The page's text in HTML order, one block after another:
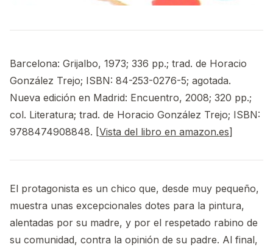
Barcelona: Grijalbo, 1973; 336 pp.; trad. de Horacio
González Trejo; ISBN: 84-253-0276-5; agotada.
Nueva edición en Madrid: Encuentro, 2008; 320 pp.;
col. Literatura; trad. de Horacio González Trejo; ISBN:
9788474908848. [Vista del libro en amazon.es]
El protagonista es un chico que, desde muy pequeño,
muestra unas excepcionales dotes para la pintura,
alentadas por su madre, y por el respetado rabino de
su comunidad, contra la opinión de su padre. Al final,